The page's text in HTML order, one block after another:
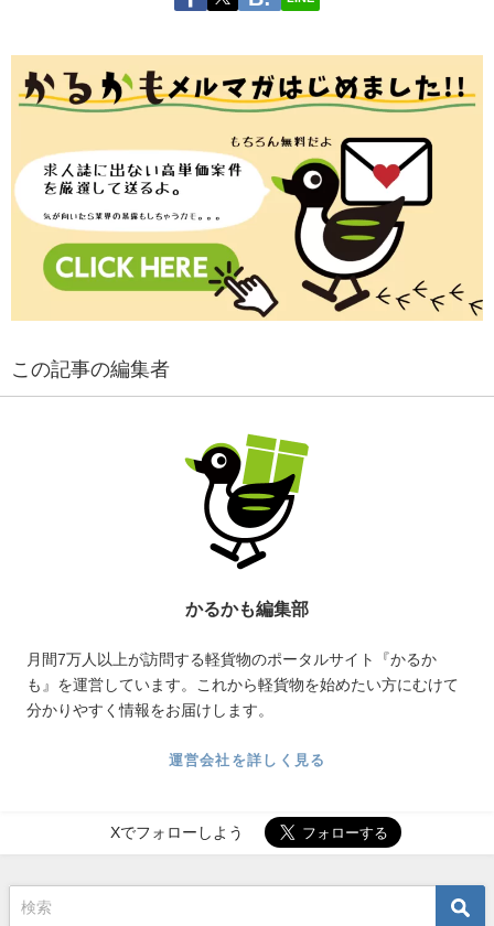
この記事の編集者
かるかも編集部
月間7万人以上が訪問する軽貨物のポータルサイト『かるか
も』を運営しています。これから軽貨物を始めたい方にむけて
分かりやすく情報をお届けします。
運営会社を詳しく見る
Xでフォローしよう